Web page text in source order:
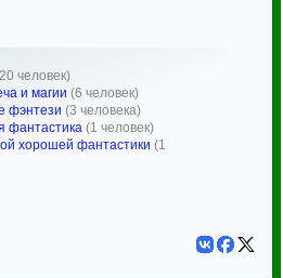
человек)
и магии (6 человек)
фэнтези (3 человека)
фантастика (1 человек)
хорошей фантастики (1